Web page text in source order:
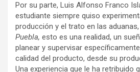
Por su parte, Luis Alfonso Franco
estudiante siempre quiso
producción y el trato en las
Puebla, esto es una realidad, un
planear y supervisar
calidad del producto, desde su
Una experiencia que le ha retribuido